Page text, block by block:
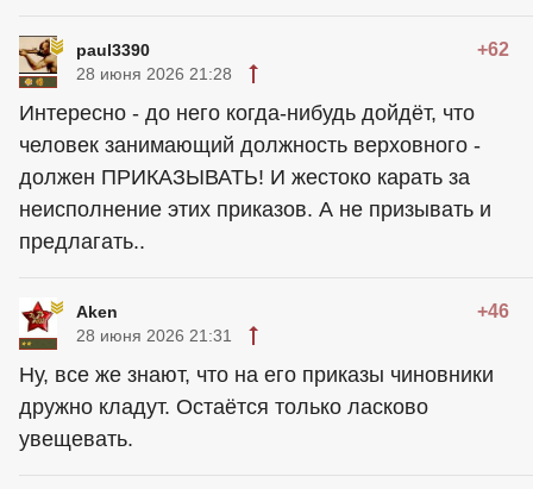
paul3390 +62
28 июня 2026 21:28
Интересно - до него когда-нибудь дойдёт, что
человек занимающий должность верховного -
должен ПРИКАЗЫВАТЬ! И жестоко карать за
неисполнение этих приказов. А не призывать и
предлагать..
Aken +46
28 июня 2026 21:31
Ну, все же знают, что на его приказы чиновники
дружно кладут. Остаётся только ласково
увещевать.